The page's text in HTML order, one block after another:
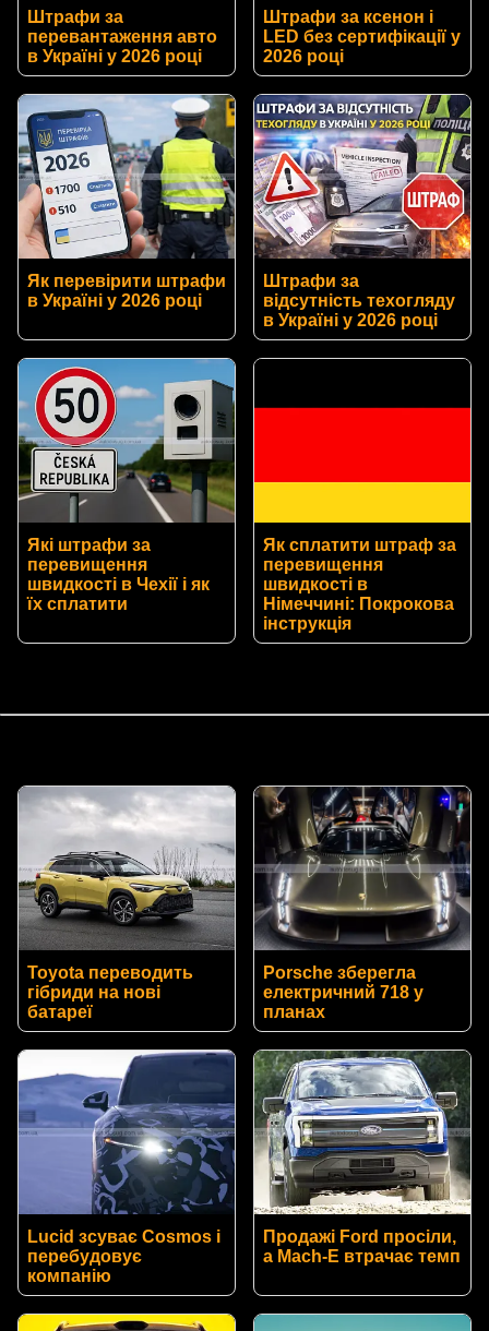
Штрафи за
перевантаження авто
в Україні у 2026 році
Штрафи за ксенон і
LED без сертифікації у
2026 році
Як перевірити штрафи
в Україні у 2026 році
Штрафи за
відсутність техогляду
в Україні у 2026 році
Які штрафи за
перевищення
швидкості в Чехії і як
їх сплатити
Як сплатити штраф за
перевищення
швидкості в
Німеччині: Покрокова
інструкція
Toyota переводить
гібриди на нові
батареї
Porsche зберегла
електричний 718 у
планах
Lucid зсуває Cosmos і
перебудовує
компанію
Продажі Ford просіли,
а Mach-E втрачає темп